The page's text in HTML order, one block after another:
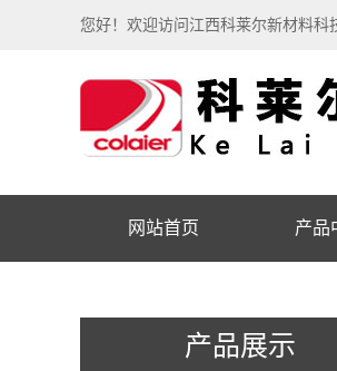
您好！欢迎访问江西科莱尔新材料科
网站首页 产品
产品展示